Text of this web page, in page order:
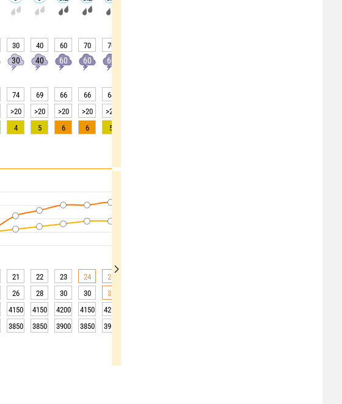
30 40 60 70 70
30 40 60 60 60
74 69 66 66 64
>20 >20 >20 >20 >20
4 5 6 6 5
21 22 23 24 24
26 28 30 30 31
4150 4150 4200 4150 4250
3850 3850 3900 3850 3950